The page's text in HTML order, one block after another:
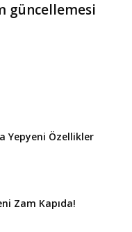
güncellemesi
Yepyeni Özellikler
Zam Kapıda!